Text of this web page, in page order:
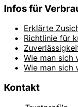
Infos für
Erklärte
Richtlinie für
Wie man sich
Wie man sich
Kontakt